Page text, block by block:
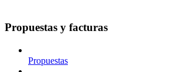
Propuestas y facturas
Propuestas